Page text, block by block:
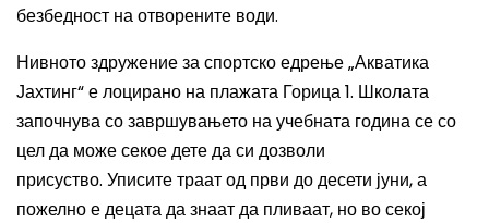
безбедност на отворените води.
Нивното здружение за спортско едрење „Акватика
Јахтинг“ е лоцирано на плажата Горица 1. Школата
започнува со завршувањето на учебната година се со
цел да може секое дете да си дозволи
присуство. Уписите траат од први до десети јуни, а
пожелно е децата да знаат да пливаат, но во секој